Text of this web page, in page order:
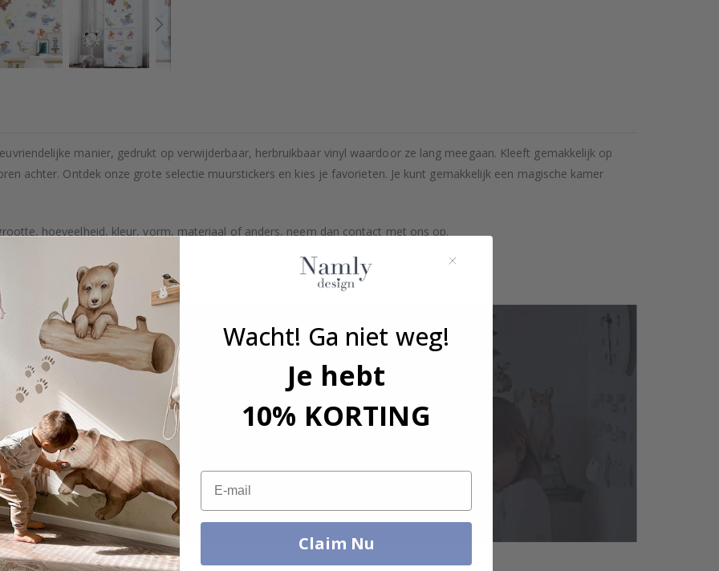
manier, gedrukt op verwijderbaar, herbruikbaar vinyl waardoor ze lang meegaan. Kleeft gemakkelijk op
achter. Ontdek onze grote selectie muurstickers en kies je favorieten. Je kunt gemakkelijk een magische kamer
hoeveelheid, kleur, vorm, materiaal of anders, neem dan contact met ons op.
Echte inspiratie van onze tevreden klanten!
Wacht! Ga niet weg!
Je hebt
10% KORTING
Email
Claim Nu